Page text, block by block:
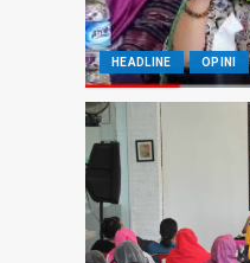
HEADLINE OPINI